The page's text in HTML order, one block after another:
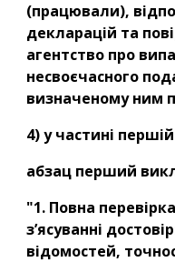
(працювали),
декларацій та
агентство про
несвоєчасного
визначеному ним
4) у частині
абзац перший
"1. Повна
з’ясуванні
відомостей,